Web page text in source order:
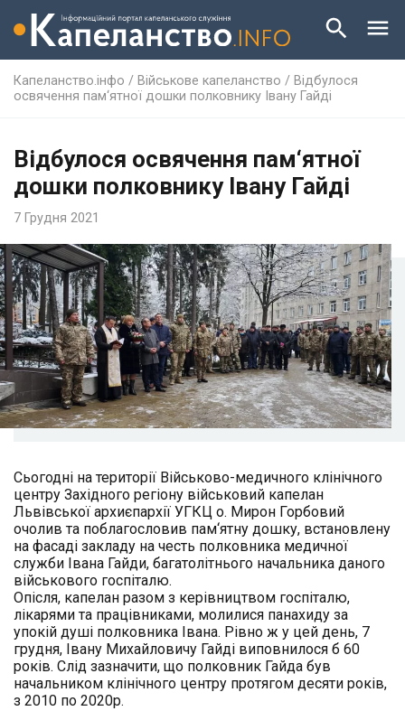
Капеланство.інфо / Військове капеланство / Відбулося
освячення пам‘ятної дошки полковнику Івану Гайді
Відбулося освячення пам‘ятної
дошки полковнику Івану Гайді
7 Грудня 2021
Сьогодні на території Військово-медичного клінічного
центру Західного регіону військовий капелан
Львівської архиєпархії УГКЦ о. Мирон Горбовий
очолив та поблагословив пам‘ятну дошку, встановлену
на фасаді закладу на честь полковника медичної
служби Івана Гайди, багатолітнього начальника даного
військового госпіталю.
Опісля, капелан разом з керівництвом госпіталю,
лікарями та працівниками, молилися панахиду за
упокій душі полковника Івана. Рівно ж у цей день, 7
грудня, Івану Михайловичу Гайді виповнилося б 60
років. Слід зазначити, що полковник Гайда був
начальником клінічного центру протягом десяти років,
з 2010 по 2020р.